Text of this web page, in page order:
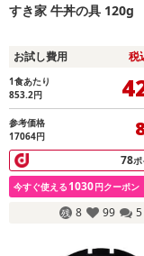
すき家 牛丼の具 120g
お試し費用 税
1食あたり
853.2円
参考価格
17064円
78
今すぐ使える 1030円クーポン
8 99 5